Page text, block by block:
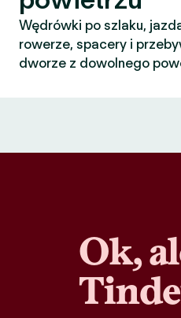
Wędrówki po szlaku,
rowerze, spacery i
dworze z dowolnego
Ok,